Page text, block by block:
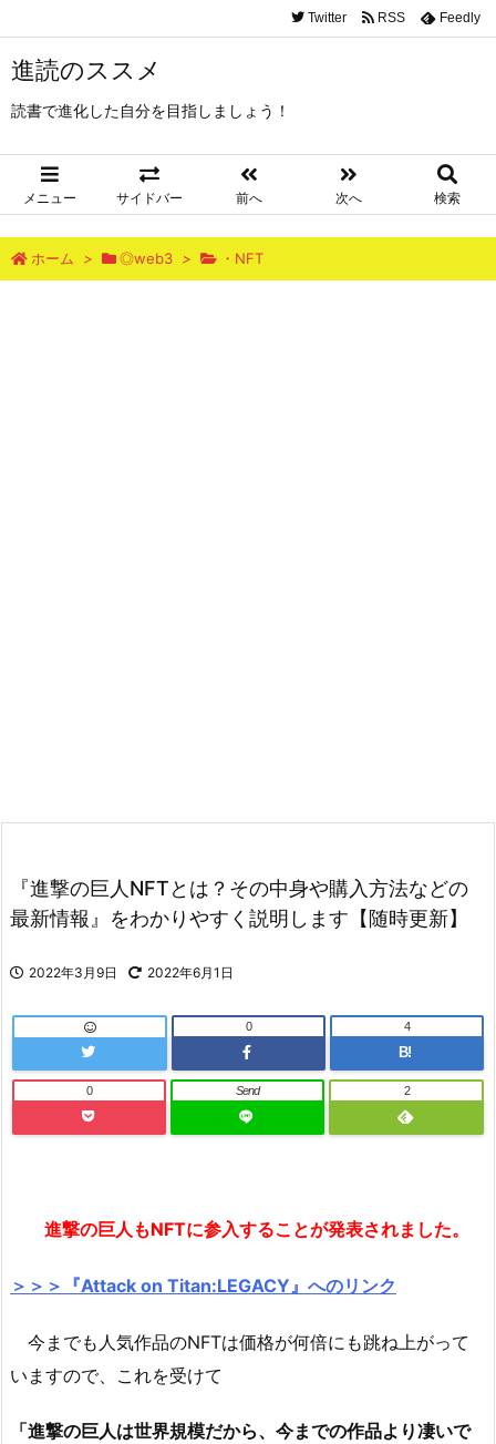
進読のススメ
読書で進化した自分を目指しましょう！
メニュー サイドバー 前へ 次へ 検索
Twitter RSS Feedly
ホーム > ◎web3 > ・NFT
『進撃の巨人NFTとは？その中身や購入方法などの
最新情報』をわかりやすく説明します【随時更新】
2022年3月9日 2022年6月1日
0
B!
4
0 Send 2
進撃の巨人もNFTに参入することが発表されました。
＞＞＞『Attack on Titan:LEGACY』へのリンク
今までも人気作品のNFTは価格が何倍にも跳ね上がって
いますので、これを受けて
「進撃の巨人は世界規模だから、今までの作品より凄いで